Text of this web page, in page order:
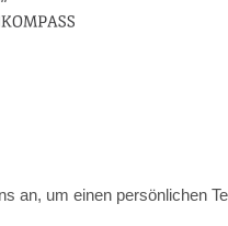
an, um einen persönlichen